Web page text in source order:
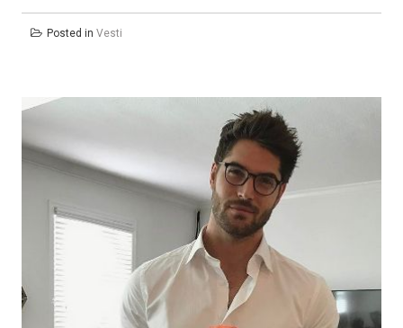
Posted in Vesti